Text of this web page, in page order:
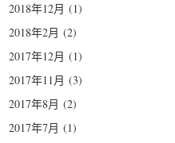
2018年12月 (1)
2018年2月 (2)
2017年12月 (1)
2017年11月 (3)
2017年8月 (2)
2017年7月 (1)